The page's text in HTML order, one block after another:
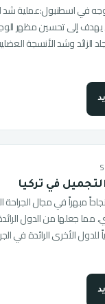
في اسطنبول:عملية شد
يهدف إلى تحسين مظهر
الزائد وشد الأنسجة
في تركيا
مبهراً في مجال الجراحة
مما جعلها من الدول
الأخرى الرائدة في